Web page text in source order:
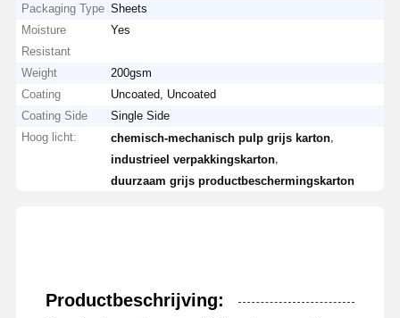
Packaging Type Sheets
Moisture
Resistant
Yes
Weight
200gsm
Coating
Uncoated, Uncoated
Coating Side
Single Side
Hoog licht:
chemisch-mechanisch pulp grijs karton
industrieel verpakkingskarton
duurzaam grijs productbeschermingskarton
Productbeschrijving: